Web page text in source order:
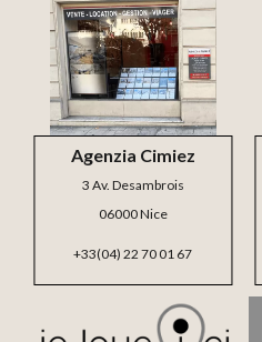
Agenzia Cimiez
3 Av. Desambrois
06000 Nice
+33(04) 22 70 01 67